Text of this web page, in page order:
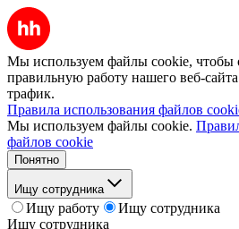
Мы используем файлы cookie, чтобы
правильную работу нашего веб-
трафик.
Правила использования файлов
Мы используем файлы cookie.
файлов cookie
Понятно
Ищу сотрудника
Ищу работу
Ищу сотрудника
Ищу сотрудника